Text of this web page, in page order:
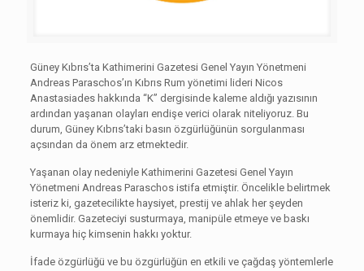
Güney Kıbrıs’ta Kathimerini Gazetesi Genel Yayın Yönetmeni
Andreas Paraschos’ın Kıbrıs Rum yönetimi lideri Nicos
Anastasiades hakkında “K” dergisinde kaleme aldığı yazısının
ardından yaşanan olayları endişe verici olarak niteliyoruz. Bu
durum, Güney Kıbrıs’taki basın özgürlüğünün sorgulanması
açsından da önem arz etmektedir.
Yaşanan olay nedeniyle Kathimerini Gazetesi Genel Yayın
Yönetmeni Andreas Paraschos istifa etmiştir. Öncelikle belirtmek
isteriz ki, gazetecilikte haysiyet, prestij ve ahlak her şeyden
önemlidir. Gazeteciyi susturmaya, manipüle etmeye ve baskı
kurmaya hiç kimsenin hakkı yoktur.
İfade özgürlüğü ve bu özgürlüğün en etkili ve çağdaş yöntemlerle